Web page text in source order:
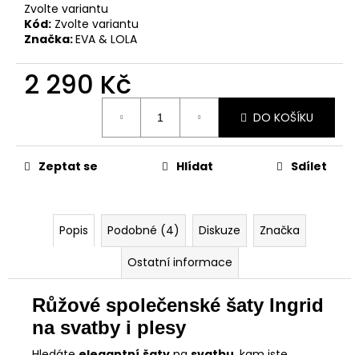
Zvolte variantu
Kód: Zvolte variantu
Značka:EVA & LOLA
2 290 Kč
DO KOŠÍKU
Zeptat se Hlídat Sdílet
Popis Podobné (4) Diskuze
Značka
Ostatní informace
Růžové společenské šaty Ingrid
na svatby i plesy